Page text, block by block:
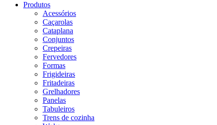
Produtos
Acessórios
Caçarolas
Cataplana
Conjuntos
Crepeiras
Fervedores
Formas
Frigideiras
Fritadeiras
Grelhadores
Panelas
Tabuleiros
Trens de cozinha